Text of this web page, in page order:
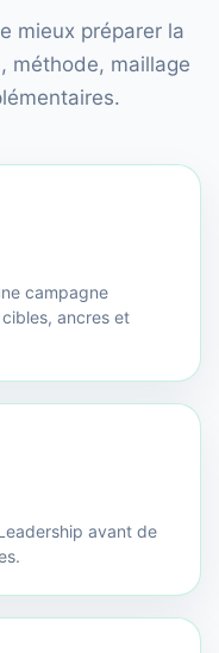
mieux préparer la
méthode, maillage
campagne
ancres et
avant de